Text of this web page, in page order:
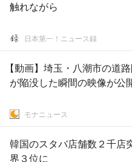
触れながら
日本第一！ニュース録
【動画】埼玉・八潮市の道
が陥没した瞬間の映像が公
モナニュース
韓国のスタバ店舗数２千
界３位に